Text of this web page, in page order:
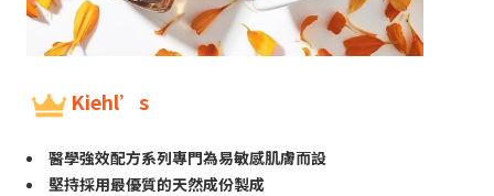
Kiehl’s
醫學強效配方系列專門為易敏感肌膚而設
堅持採用最優質的天然成份製成